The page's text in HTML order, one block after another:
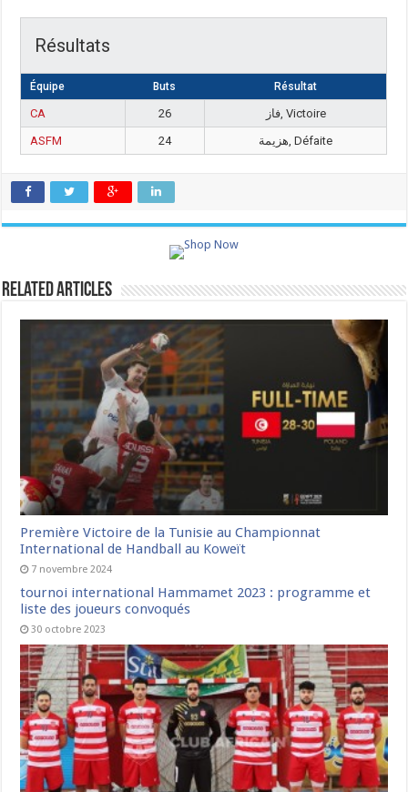
Résultats
Équipe Buts Résultat
CA 26
فاز, Victoire
ASFM
24 هزيمة, Défaite
Related Articles
Première Victoire de la Tunisie au Championnat
International de Handball au Koweït
7 novembre 2024
tournoi international Hammamet 2023 : programme et
liste des joueurs convoqués
30 octobre 2023